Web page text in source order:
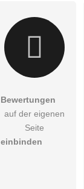
Bewertungen
auf der eigenen
Seite
einbinden